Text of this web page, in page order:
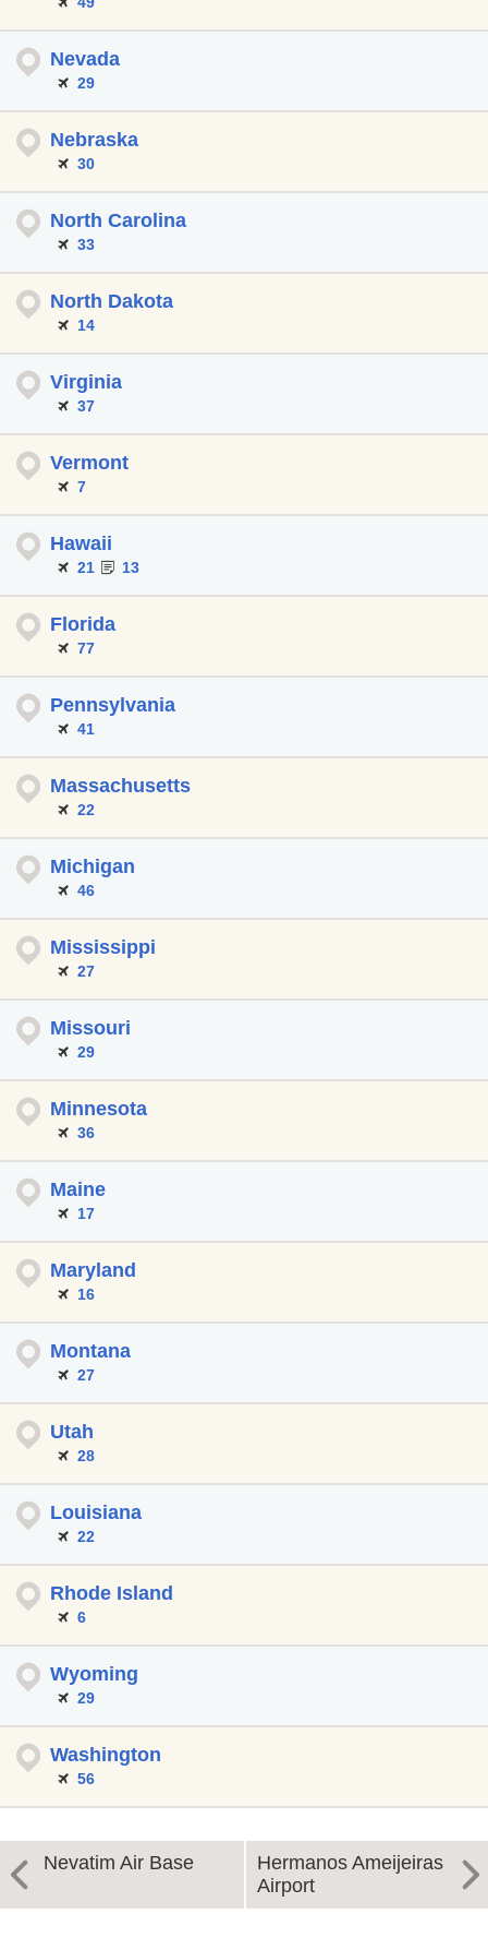
Nevada
29
Nebraska
30
North Carolina
33
North Dakota
14
Virginia
37
Vermont
7
Hawaii
21 13
Florida
77
Pennsylvania
41
Massachusetts
22
Michigan
46
Mississippi
27
Missouri
29
Minnesota
36
Maine
17
Maryland
16
Montana
27
Utah
28
Louisiana
22
Rhode Island
6
Wyoming
29
Washington
56
Nevatim Air Base
Hermanos Ameijeiras
Airport